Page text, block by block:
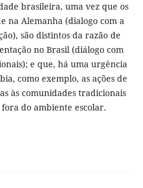
brasileira, uma vez que os
na Alemanha (dialogo com a
são distintos da razão de
no Brasil (diálogo com
e que, há uma urgência
como exemplo, as ações de
às comunidades tradicionais
do ambiente escolar.